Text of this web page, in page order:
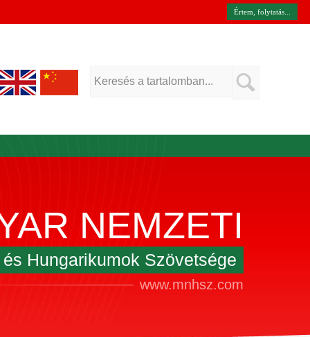
Értem, folytatás...
NEMZETI
Hungarikumok Szövetsége
www.mnhsz.com